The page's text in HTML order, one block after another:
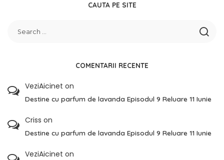
CAUTA PE SITE
COMENTARII RECENTE
VeziAicinet on
Destine cu parfum de lavanda Episodul 9 Reluare 11 Iunie
Criss on
Destine cu parfum de lavanda Episodul 9 Reluare 11 Iunie
VeziAicinet on